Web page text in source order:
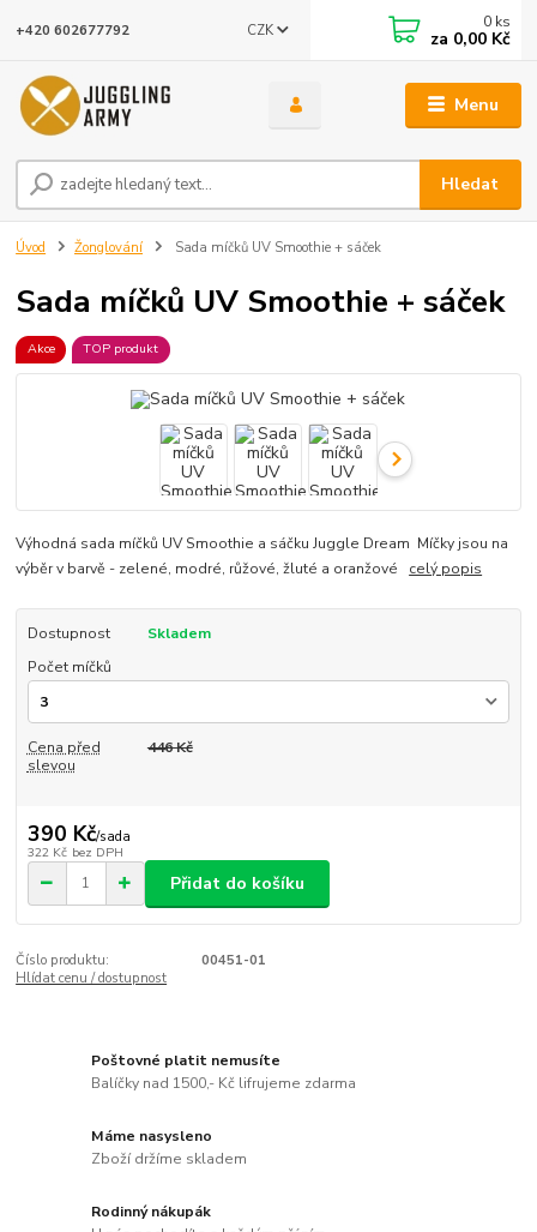
Menu
CZK
Hledat
+420 602677792 0 ks
za 0,00 Kč
Úvod Žonglování Sada míčků UV Smoothie + sáček
Sada míčků UV Smoothie + sáček
Akce TOP produkt
Výhodná sada míčků UV Smoothie a sáčku Juggle Dream Míčky jsou na
výběr v barvě - zelené, modré, růžové, žluté a oranžové celý popis
Dostupnost
Skladem
Počet míčků
Cena před
slevou
446 Kč
390 Kč/sada
322 Kč bez DPH
Přidat do košíku
Číslo produktu:
00451-01
Hlídat cenu / dostupnost
Poštovné platit nemusíte
Balíčky nad 1500,- Kč lifrujeme zdarma
Máme nasysleno
Zboží držíme skladem
Rodinný nákupák